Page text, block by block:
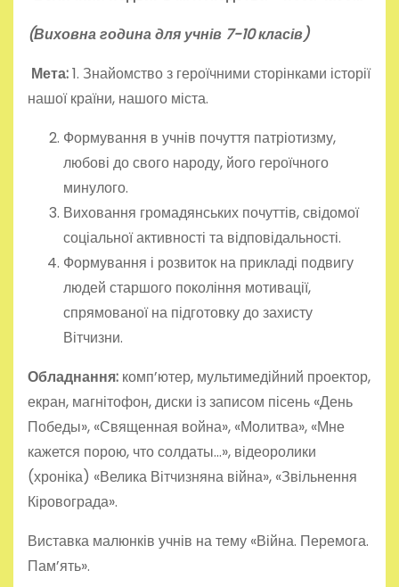
(Виховна година для учнів 7-10 класів)
Мета:1. Знайомство з героїчними сторінками історії
нашої країни, нашого міста.
Формування в учнів почуття патріотизму,
любові до свого народу, його героїчного
минулого.
Виховання громадянських почуттів, свідомої
соціальної активності та відповідальності.
Формування і розвиток на прикладі подвигу
людей старшого покоління мотивації,
спрямованої на підготовку до захисту
Вітчизни.
Обладнання: комп’ютер, мультимедійний проектор,
екран, магнітофон, диски із записом пісень «День
Победы», «Священная война», «Молитва», «Мне
кажется порою, что солдаты…», відеоролики
(хроніка) «Велика Вітчизняна війна», «Звільнення
Кіровограда».
Виставка малюнків учнів на тему «Війна. Перемога.
Пам’ять».